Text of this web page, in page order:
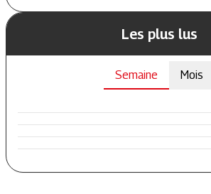
Les plus lus
Semaine Mois